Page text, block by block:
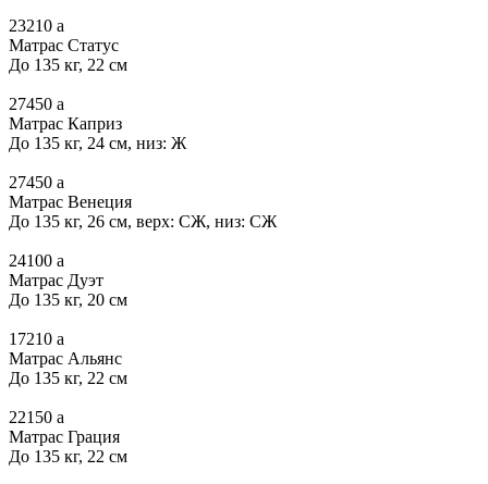
23210 a
Матрас Статус
До 135 кг, 22 см
27450 a
Матрас Каприз
До 135 кг, 24 см, низ: Ж
27450 a
Матрас Венеция
До 135 кг, 26 см, верх: СЖ, низ: СЖ
24100 a
Матрас Дуэт
До 135 кг, 20 см
17210 a
Матрас Альянс
До 135 кг, 22 см
22150 a
Матрас Грация
До 135 кг, 22 см